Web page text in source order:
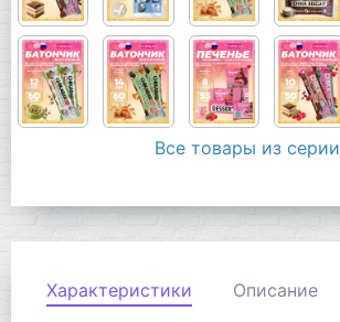
Все товары из серии
Характеристики Описание